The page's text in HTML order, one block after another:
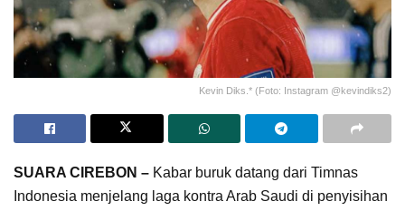
Kevin Diks.* (Foto: Instagram @kevindiks2)
SUARA CIREBON – Kabar buruk datang dari Timnas
Indonesia menjelang laga kontra Arab Saudi di penyisihan